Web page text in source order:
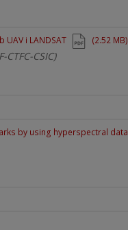
i LANDSAT (2.52 MB)
CSIC)
by using hyperspectral data